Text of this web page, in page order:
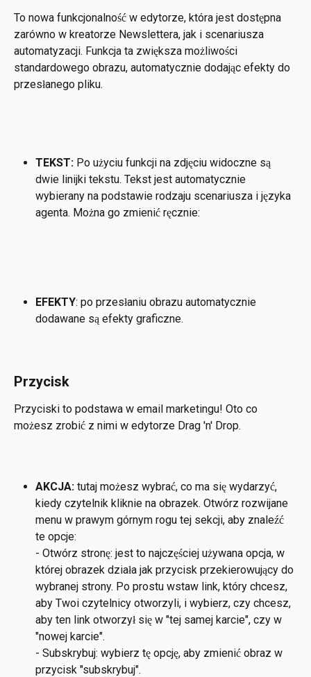
To nowa funkcjonalność w edytorze, która jest dostępna
zarówno w kreatorze Newslettera, jak i scenariusza
automatyzacji. Funkcja ta zwiększa możliwości
standardowego obrazu, automatycznie dodając efekty do
przesłanego pliku.
TEKST: Po użyciu funkcji na zdjęciu widoczne są
dwie linijki tekstu. Tekst jest automatycznie
wybierany na podstawie rodzaju scenariusza i języka
agenta. Można go zmienić ręcznie:
EFEKTY: po przesłaniu obrazu automatycznie
dodawane są efekty graficzne.
Przycisk
Przyciski to podstawa w email marketingu! Oto co
możesz zrobić z nimi w edytorze Drag 'n' Drop.
AKCJA: tutaj możesz wybrać, co ma się wydarzyć,
kiedy czytelnik kliknie na obrazek. Otwórz rozwijane
menu w prawym górnym rogu tej sekcji, aby znaleźć
te opcje:
- Otwórz stronę: jest to najczęściej używana opcja, w
której obrazek działa jak przycisk przekierowujący do
wybranej strony. Po prostu wstaw link, który chcesz,
aby Twoi czytelnicy otworzyli, i wybierz, czy chcesz,
aby ten link otworzył się w "tej samej karcie", czy w
"nowej karcie".
- Subskrybuj: wybierz tę opcję, aby zmienić obraz w
przycisk "subskrybuj".